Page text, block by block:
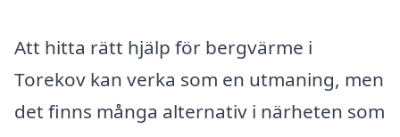
Att hitta rätt hjälp för bergvärme i
Torekov kan verka som en utmaning, men
det finns många alternativ i närheten som